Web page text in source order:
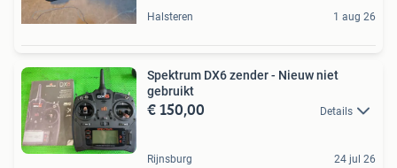
Halsteren 1 aug 26
Spektrum DX6 zender - Nieuw niet
gebruikt
€ 150,00 Details
Rijnsburg 24 jul 26